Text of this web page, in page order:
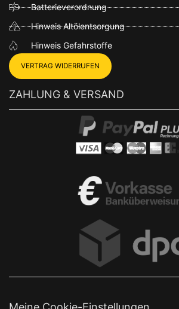
Batterieverordnung
Hinweis Altölentsorgung
Hinweis Gefahrstoffe
VERTRAG WIDERRUFEN
ZAHLUNG & VERSAND